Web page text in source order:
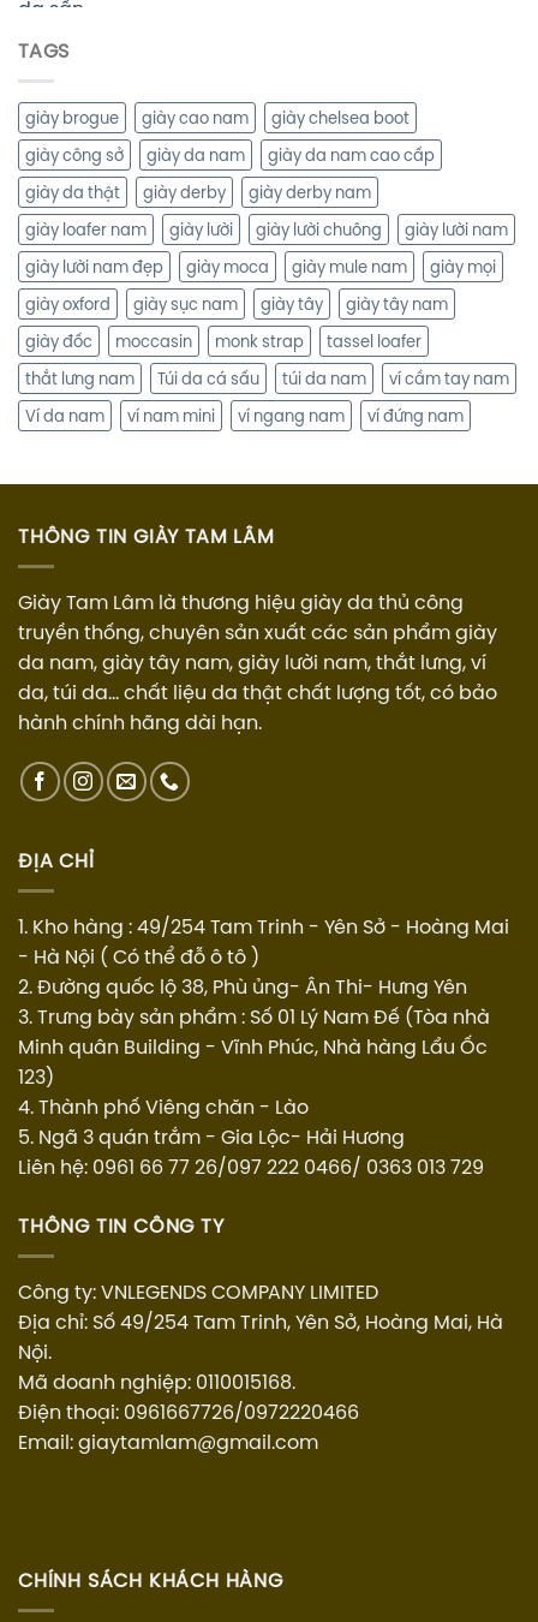
TAGS
giày brogue giày cao nam
giày chelsea boot
giày công sở
giày da nam
giày da nam cao cấp
giày da thật
giày derby
giày derby nam
giày loafer nam
giày lười giày lười chuông
giày lười nam
giày lười nam đẹp
giày moca giày mule nam
giày mọi
giày oxford
giày sục nam giày tây
giày tây nam
giày đốc
moccasin monk strap
tassel loafer
thắt lưng nam
Túi da cá sấu túi da nam
ví cầm tay nam
Ví da nam
ví nam mini ví ngang nam ví đứng nam
THÔNG TIN GIÀY TAM LÂM
Giày Tam Lâm là thương hiệu giày da thủ công
truyền thống, chuyên sản xuất các sản phẩm giày
da nam, giày tây nam, giày lười nam, thắt lưng, ví
da, túi da... chất liệu da thật chất lượng tốt, có bảo
hành chính hãng dài hạn.
ĐỊA CHỈ
1. Kho hàng : 49/254 Tam Trinh - Yên Sở - Hoàng Mai
- Hà Nội ( Có thể đỗ ô tô )
2. Đường quốc lộ 38, Phù ủng- Ân Thi- Hưng Yên
3. Trưng bày sản phẩm : Số 01 Lý Nam Đế (Tòa nhà
Minh quân Building - Vĩnh Phúc, Nhà hàng Lẩu Ốc
123)
4. Thành phố Viêng chăn - Lào
5. Ngã 3 quán trắm - Gia Lộc- Hải Hương
Liên hệ: 0961 66 77 26/097 222 0466/ 0363 013 729
THÔNG TIN CÔNG TY
Công ty: VNLEGENDS COMPANY LIMITED
Địa chỉ: Số 49/254 Tam Trinh, Yên Sở, Hoàng Mai, Hà
Nội.
Mã doanh nghiệp: 0110015168.
Điện thoại: 0961667726/0972220466
Email: giaytamlam@gmail.com
CHÍNH SÁCH KHÁCH HÀNG